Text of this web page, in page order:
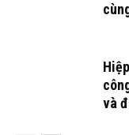
và